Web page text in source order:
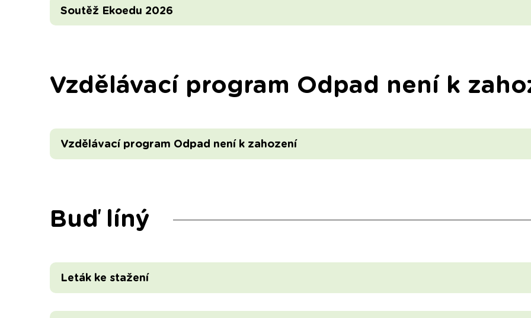
Soutěž Ekoedu 2026
Vzdělávací program Odpad není k
Vzdělávací program Odpad není k zahození
Buď líný
Leták ke stažení